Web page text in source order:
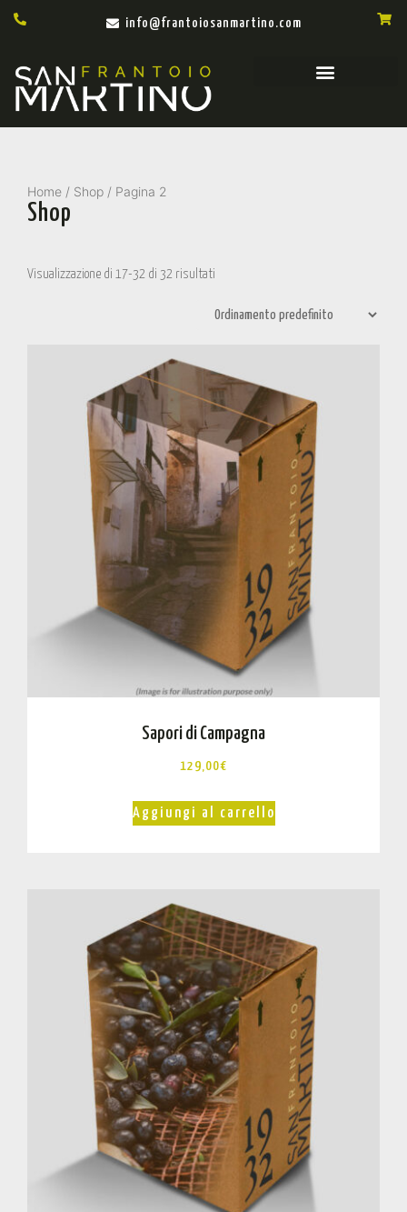
info@frantoiosanmartino.com
Home / Shop / Pagina 2
Shop
Visualizzazione di 17-32 di 32 risultati
Sapori di Campagna
129,00€
Aggiungi al carrello